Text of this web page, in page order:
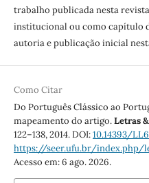
trabalho publicada nesta
institucional ou como capítulo
autoria e publicação inicial
Como Citar
Do Português Clássico ao
mapeamento do artigo.Letras
122–138, 2014. DOI:10.14393/
https://seer.ufu.br/index.php/
Acesso em: 6 ago. 2026.